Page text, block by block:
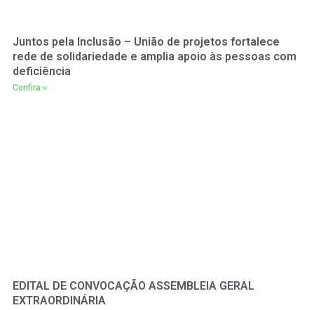
Juntos pela Inclusão – União de projetos fortalece
rede de solidariedade e amplia apoio às pessoas com
deficiência
Confira »
EDITAL DE CONVOCAÇÃO ASSEMBLEIA GERAL
EXTRAORDINÁRIA